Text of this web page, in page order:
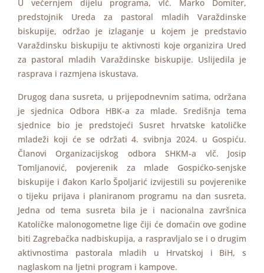
U večernjem dijelu programa, vlč. Marko Domiter,
predstojnik Ureda za pastoral mladih Varaždinske
biskupije, održao je izlaganje u kojem je predstavio
Varaždinsku biskupiju te aktivnosti koje organizira Ured
za pastoral mladih Varaždinske biskupije. Uslijedila je
rasprava i razmjena iskustava.
Drugog dana susreta, u prijepodnevnim satima, održana
je sjednica Odbora HBK-a za mlade. Središnja tema
sjednice bio je predstojeći Susret hrvatske katoličke
mladeži koji će se održati 4. svibnja 2024. u Gospiću.
Članovi Organizacijskog odbora SHKM-a vlč. Josip
Tomljanović, povjerenik za mlade Gospićko-senjske
biskupije i đakon Karlo Špoljarić izvijestili su povjerenike
o tijeku prijava i planiranom programu na dan susreta.
Jedna od tema susreta bila je i nacionalna završnica
Katoličke malonogometne lige čiji će domaćin ove godine
biti Zagrebačka nadbiskupija, a raspravljalo se i o drugim
aktivnostima pastorala mladih u Hrvatskoj i BiH, s
naglaskom na ljetni program i kampove.